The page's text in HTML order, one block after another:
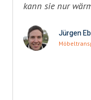
kann sie nur
Jürgen